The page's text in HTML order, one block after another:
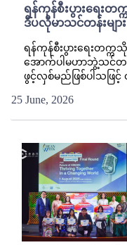
ရန်ကုန်စီးပွားရေ
ဒီပလိုမာသင်တန်းမျာ
ရန်ကုန်စီးပွားရေးတ
အောက်ပါမဟာဘွဲ့သင်တန်
ဖွင့်လှစ်မည်ဖြစ်ပါသဖြ
25 June, 2026